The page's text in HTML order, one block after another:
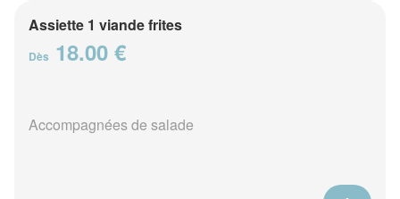
Assiette 1 viande frites
Dès 18.00 €
Accompagnées de salade